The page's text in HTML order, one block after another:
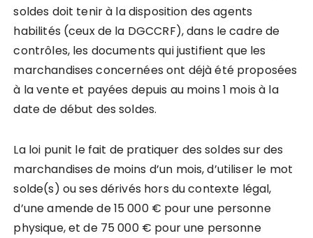
soldes doit tenir à la disposition des agents
habilités (ceux de la DGCCRF), dans le cadre de
contrôles, les documents qui justifient que les
marchandises concernées ont déjà été proposées
à la vente et payées depuis au moins 1 mois à la
date de début des soldes.
La loi punit le fait de pratiquer des soldes sur des
marchandises de moins d’un mois, d’utiliser le mot
solde(s) ou ses dérivés hors du contexte légal,
d’une amende de 15 000 € pour une personne
physique, et de 75 000 € pour une personne